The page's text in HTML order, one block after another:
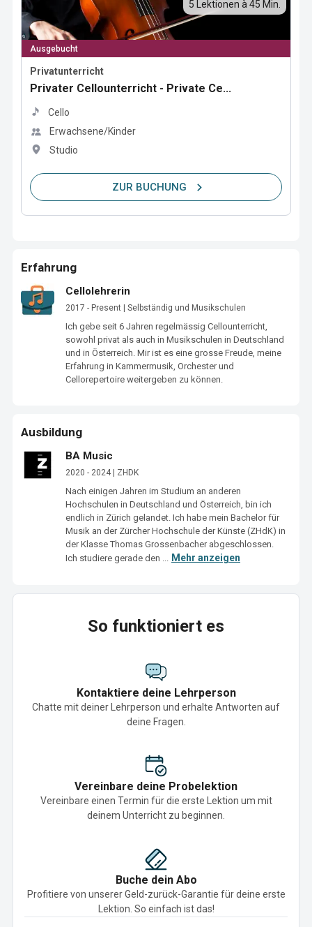
Ausgebucht
Privatunterricht
Privater Cellounterricht - Private Ce...
Cello
Erwachsene/Kinder
Studio
5 Lektionen à 45 Min.
ZUR BUCHUNG
Erfahrung
Cellolehrerin
2017 - Present | Selbständig und Musikschulen
Ich gebe seit 6 Jahren regelmässig Cellounterricht,
sowohl privat als auch in Musikschulen in Deutschland
und in Österreich. Mir ist es eine grosse Freude, meine
Erfahrung in Kammermusik, Orchester und
Cellorepertoire weitergeben zu können.
Ausbildung
BA Music
2020 - 2024 | ZHDK
Nach einigen Jahren im Studium an anderen
Hochschulen in Deutschland und Österreich, bin ich
endlich in Zürich gelandet. Ich habe mein Bachelor für
Musik an der Zürcher Hochschule der Künste (ZHdK) in
der Klasse Thomas Grossenbacher abgeschlossen.
Ich studiere gerade den ... Mehr anzeigen
So funktioniert es
Kontaktiere deine Lehrperson
Chatte mit deiner Lehrperson und erhalte Antworten auf
deine Fragen.
Vereinbare deine Probelektion
Vereinbare einen Termin für die erste Lektion um mit
deinem Unterricht zu beginnen.
Buche dein Abo
Profitiere von unserer Geld-zurück-Garantie für deine erste
Lektion. So einfach ist das!